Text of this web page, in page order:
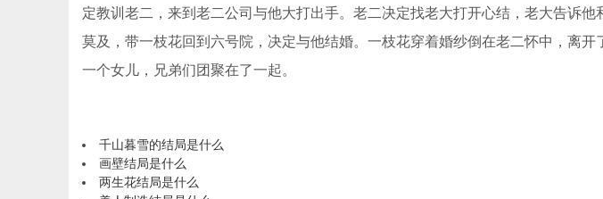
定教训老二，来到老二公司与他大打出手。老二决定找老大打开心结，老大告诉
莫及，带一枝花回到六号院，决定与他结婚。一枝花穿着婚纱倒在老二怀中，离
一个女儿，兄弟们团聚在了一起。
千山暮雪的结局是什么
画壁结局是什么
两生花结局是什么